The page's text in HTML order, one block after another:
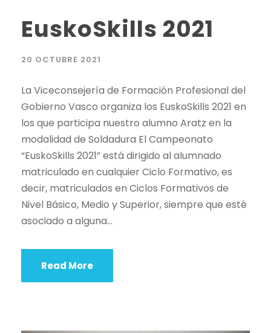
EuskoSkills 2021
20 OCTUBRE 2021
La Viceconsejería de Formación Profesional del
Gobierno Vasco organiza los EuskoSkills 2021 en
los que participa nuestro alumno Aratz en la
modalidad de Soldadura El Campeonato
“EuskoSkills 2021” está dirigido al alumnado
matriculado en cualquier Ciclo Formativo, es
decir, matriculados en Ciclos Formativos de
Nivel Básico, Medio y Superior, siempre que esté
asociado a alguna...
Read More